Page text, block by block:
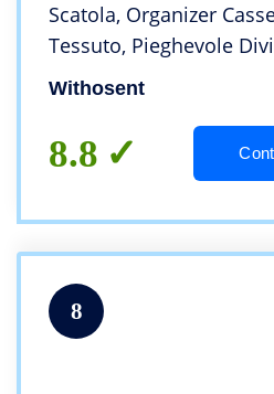
Scatola, Organizer
Tessuto, Pieghevole
Biancheria Intima,
Withosent
8.8
8